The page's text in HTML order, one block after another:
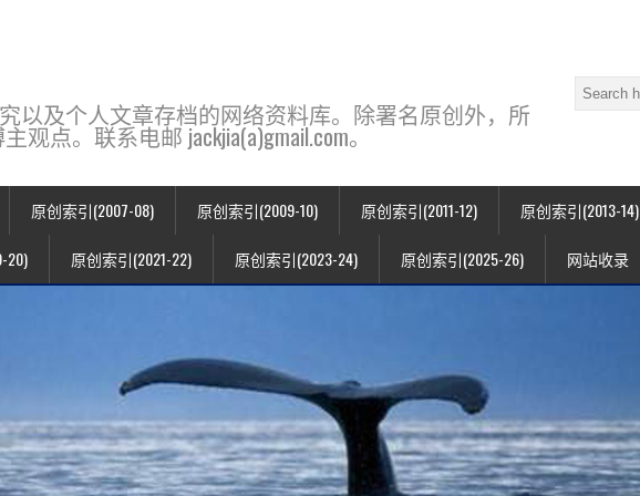
究以及个人文章存档的网络资料库。除署名原创外，所
点。联系电邮 jackjia(a)gmail.com。
原创索引(2007-08) 原创索引(2009-10) 原创索引(2011-12) 原创索引(2013-14)
20) 原创索引(2021-22) 原创索引(2023-24) 原创索引(2025-26) 网站收录